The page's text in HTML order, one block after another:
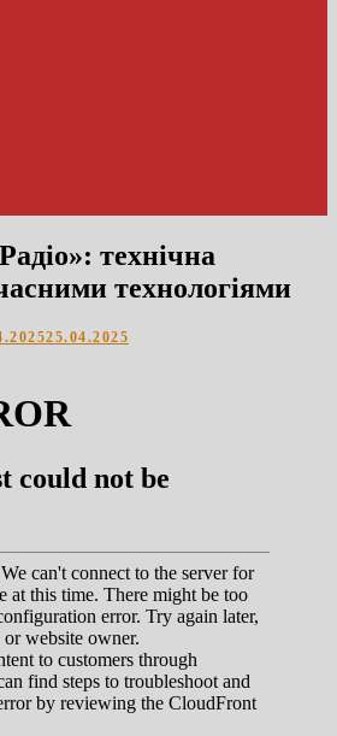
технічна
технологіями
25.04.2025